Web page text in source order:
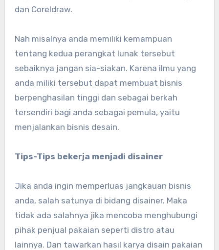
dan Coreldraw.
Nah misalnya anda memiliki kemampuan
tentang kedua perangkat lunak tersebut
sebaiknya jangan sia-siakan. Karena ilmu yang
anda miliki tersebut dapat membuat bisnis
berpenghasilan tinggi dan sebagai berkah
tersendiri bagi anda sebagai pemula, yaitu
menjalankan bisnis desain.
Tips-Tips bekerja menjadi disainer
Jika anda ingin memperluas jangkauan bisnis
anda, salah satunya di bidang disainer. Maka
tidak ada salahnya jika mencoba menghubungi
pihak penjual pakaian seperti distro atau
lainnya. Dan tawarkan hasil karya disain pakaian